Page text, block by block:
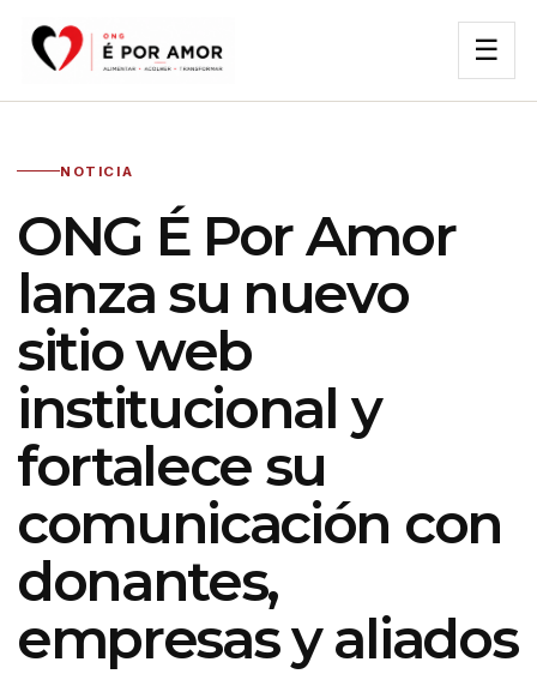
☰
NOTICIA
ONG É Por Amor
lanza su nuevo
sitio web
institucional y
fortalece su
comunicación con
donantes,
empresas y aliados